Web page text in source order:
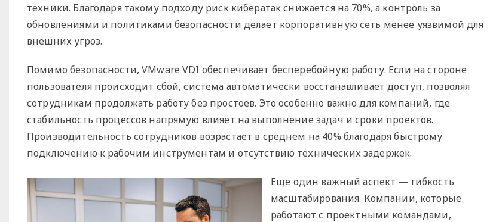
техники. Благодаря такому подходу риск кибератак снижается на 70%, а контроль за
обновлениями и политиками безопасности делает корпоративную сеть менее уязвимой для
внешних угроз.
Помимо безопасности, VMware VDI обеспечивает бесперебойную работу. Если на стороне
пользователя происходит сбой, система автоматически восстанавливает доступ, позволяя
сотрудникам продолжать работу без простоев. Это особенно важно для компаний, где
стабильность процессов напрямую влияет на выполнение задач и сроки проектов.
Производительность сотрудников возрастает в среднем на 40% благодаря быстрому
подключению к рабочим инструментам и отсутствию технических задержек.
Еще один важный аспект — гибкость
масштабирования. Компании, которые
работают с проектными командами,